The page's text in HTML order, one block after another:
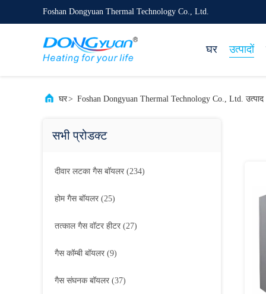
Foshan Dongyuan Thermal Technology Co., Ltd.
घर उत्पादों
घर> Foshan Dongyuan Thermal Technology Co., Ltd.
सभी प्रोडक्ट
दीवार लटका गैस बॉयलर(234)
होम गैस बॉयलर(25)
तत्काल गैस वॉटर हीटर(27)
गैस कॉम्बी बॉयलर(9)
गैस संघनक बॉयलर(37)